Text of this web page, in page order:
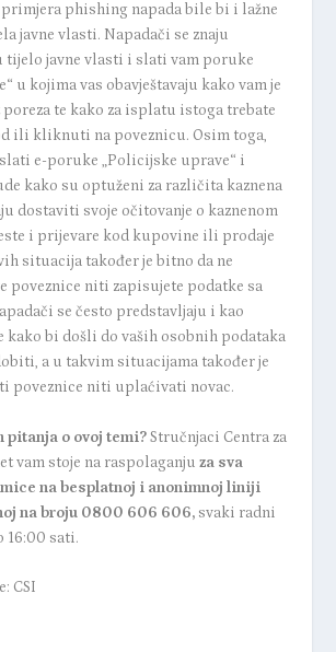
primjera phishing napada bile bi i lažne
javne vlasti. Napadači se znaju
tijelo javne vlasti i slati vam poruke
u kojima vas obavještavaju kako vam je
te kako za isplatu istoga trebate
ili kliknuti na poveznicu. Osim toga,
e-poruke „Policijske uprave“ i
kako su optuženi za različita kaznena
dostaviti svoje očitovanje o kaznenom
i prijevare kod kupovine ili prodaje
situacija također je bitno da ne
poveznice niti zapisujete podatke sa
se često predstavljaju i kao
kako bi došli do vaših osobnih podataka
a u takvim situacijama također je
poveznice niti uplaćivati novac.
pitanja o ovoj temi?Stručnjaci Centra za
vam stoje na raspolaganju za sva
na besplatnoj i anonimnoj liniji
na broju 0800 606 606,svaki radni
16:00 sati.
CSI